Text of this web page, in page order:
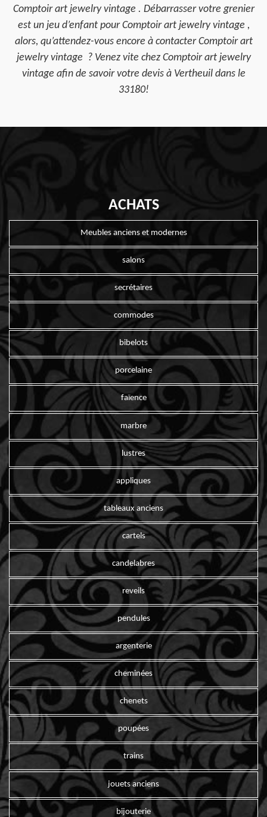
Comptoir art jewelry vintage . Débarrasser votre grenier
est un jeu d’enfant pour Comptoir art jewelry vintage ,
alors, qu’attendez-vous encore à contacter Comptoir art
jewelry vintage ? Venez vite chez Comptoir art jewelry
vintage afin de savoir votre devis à Vertheuil dans le
33180!
ACHATS
Meubles anciens et modernes
salons
secrétaires
commodes
bibelots
porcelaine
faïence
marbre
lustres
appliques
tableaux anciens
cartels
candelabres
reveils
pendules
argenterie
cheminées
chenets
poupées
trains
jouets anciens
bijouterie